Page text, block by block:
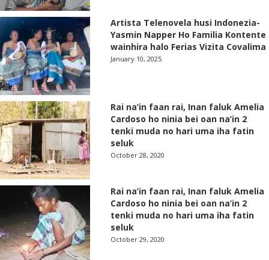
Artista Telenovela husi Indonezia-
Yasmin Napper Ho Familia Kontente
wainhira halo Ferias Vizita Covalima
January 10, 2025
Rai na’in faan rai, Inan faluk Amelia
Cardoso ho ninia bei oan na’in 2
tenki muda no hari uma iha fatin
seluk
October 28, 2020
Rai na’in faan rai, Inan faluk Amelia
Cardoso ho ninia bei oan na’in 2
tenki muda no hari uma iha fatin
seluk
October 29, 2020